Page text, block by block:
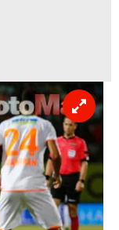
uyarınca
ve sitemizde
ilgili bilgi